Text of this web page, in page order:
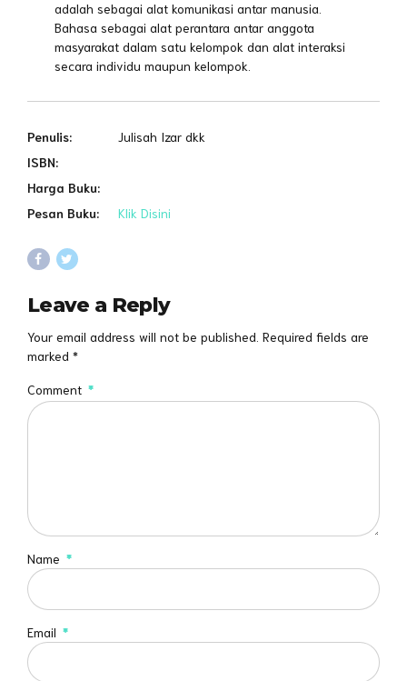
adalah sebagai alat komunikasi antar manusia.
Bahasa sebagai alat perantara antar anggota
masyarakat dalam satu kelompok dan alat interaksi
secara individu maupun kelompok.
Penulis:
Julisah Izar dkk
ISBN:
Harga Buku:
Pesan Buku:
Klik Disini
Leave a Reply
Your email address will not be published. Required fields are
marked *
Comment *
Name *
Email *